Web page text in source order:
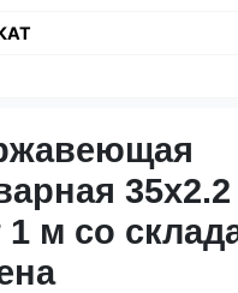
35х2.2
1 м со